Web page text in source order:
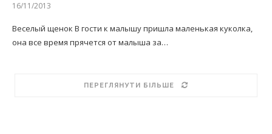
16/11/2013
Веселый щенок В гости к малышу пришла маленькая куколка,
она все время прячется от малыша за…
ПЕРЕГЛЯНУТИ БІЛЬШЕ